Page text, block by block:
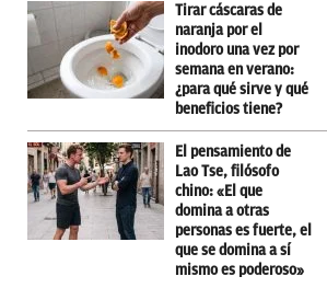
Tirar cáscaras de
naranja por el
inodoro una vez por
semana en verano:
¿para qué sirve y qué
beneficios tiene?
El pensamiento de
Lao Tse, filósofo
chino: «El que
domina a otras
personas es fuerte, el
que se domina a sí
mismo es poderoso»